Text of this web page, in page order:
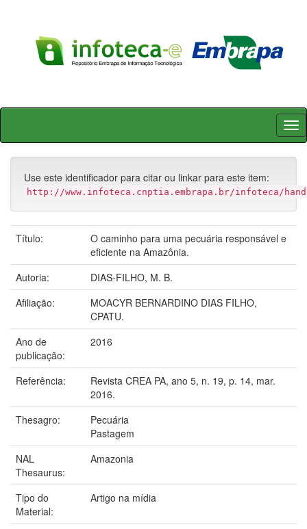
Skip
Use este identificador para citar ou linkar para este item:
http://www.infoteca.cnptia.embrapa.br/infoteca/
Título:
O caminho para uma pecuária responsável e
eficiente na Amazônia.
Autoria:
DIAS-FILHO, M. B.
Afiliação:
MOACYR BERNARDINO DIAS FILHO,
CPATU.
Ano de
publicação:
2016
Referência:
Revista CREA PA, ano 5, n. 19, p. 14, mar.
2016.
Thesagro:
Pecuária
Pastagem
NAL
Thesaurus:
Amazonia
Tipo do
Material:
Artigo na mídia